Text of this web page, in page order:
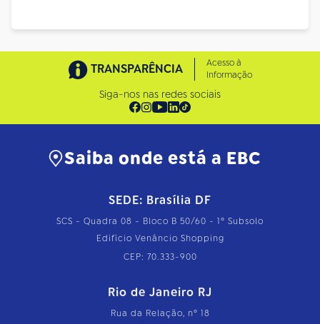
TRANSPARÊNCIA
Acesso à
Informação
Siga-nos nas redes sociais
Saiba onde está a EBC
SEDE: Brasília DF
SCS - Quadra 08 - Bloco B 50/60 - 1º Subsolo
Edifício Venâncio Shopping
CEP: 70.333-900
Rio de Janeiro RJ
Rua da Relação, nº 18